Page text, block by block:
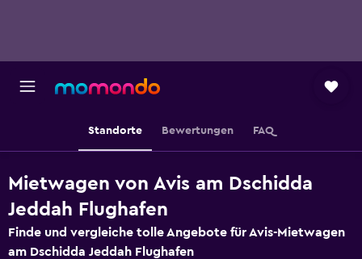
Standorte Bewertungen FAQ
Mietwagen von Avis am Dschidda
Jeddah Flughafen
Finde und vergleiche tolle Angebote für Avis-Mietwagen
am Dschidda Jeddah Flughafen